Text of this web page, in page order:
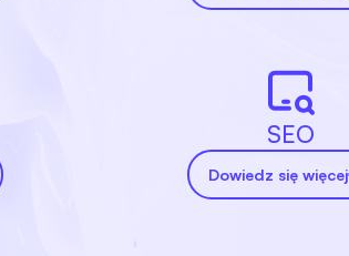
SEO
Dowiedz się więcej